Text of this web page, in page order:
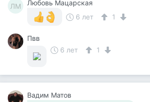
ЛМ
Любовь Мацарская
6 лет
1
Пвв
6 лет
1
Вадим Матов